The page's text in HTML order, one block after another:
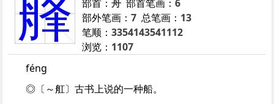
艂
部首：舟 部首笔画：6
部外笔画：7 总笔画： 13
笔顺：3354143541112
浏览： 1107
féng
◎〔～舡〕古书上说的一种船。